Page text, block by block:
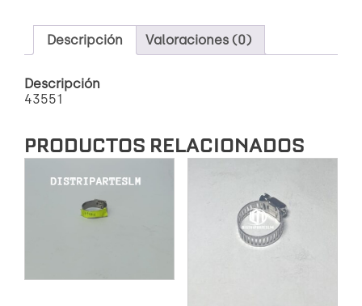
PG
5933
TRANSPARENTE
Descripción Valoraciones (0)
Descripción
43551
PRODUCTOS RELACIONADOS